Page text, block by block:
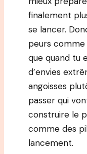
finalement
se lancer.
peurs
que quand tu
d’envies
angoisses
passer qui
construire le
comme des
lancement.